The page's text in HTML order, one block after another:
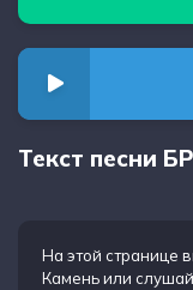
Текст песни
На этой странице
Каменьили